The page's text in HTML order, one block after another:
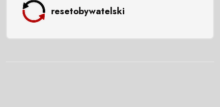
resetobywatelski